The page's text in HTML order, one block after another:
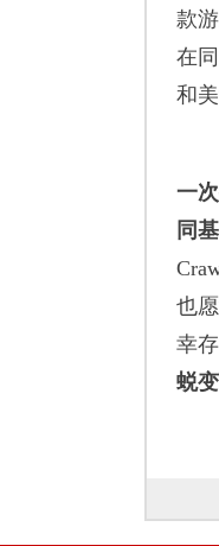
款
在
和
当
一
同
也
幸
蜕